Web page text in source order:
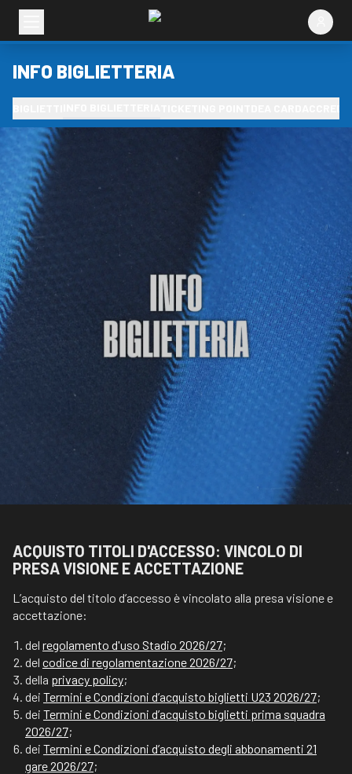
INFO BIGLIETTERIA
ACQUISTO TITOLI D'ACCESSO: VINCOLO DI
PRESA VISIONE E ACCETTAZIONE
L’acquisto del titolo d’accesso è vincolato alla presa visione e
accettazione:
del regolamento d'uso Stadio 2026/27;
del codice di regolamentazione 2026/27;
della privacy policy;
dei Termini e Condizioni d’acquisto biglietti U23 2026/27;
dei Termini e Condizioni d’acquisto biglietti prima squadra
2026/27;
dei Termini e Condizioni d’acquisto degli abbonamenti 21
gare 2026/27;